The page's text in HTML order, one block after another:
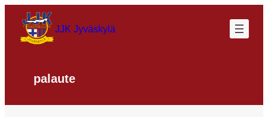
sisältöön
JJK Jyväskylä
palaute